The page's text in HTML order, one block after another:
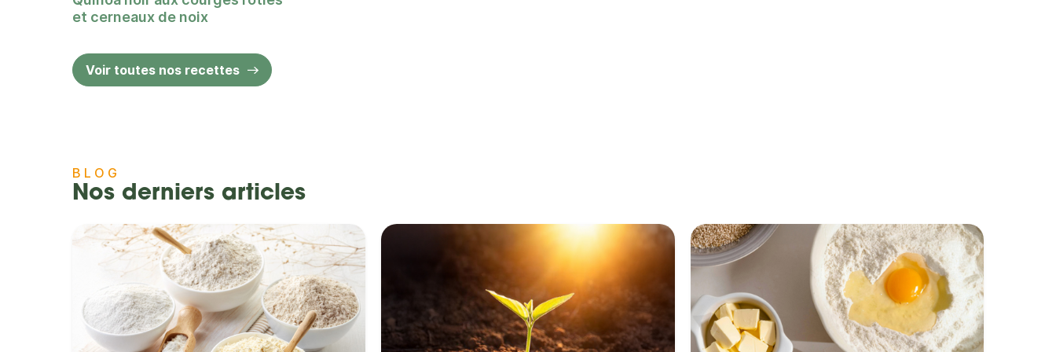
et cerneaux de noix
Voir toutes nos recettes
BLOG
Nos derniers articles